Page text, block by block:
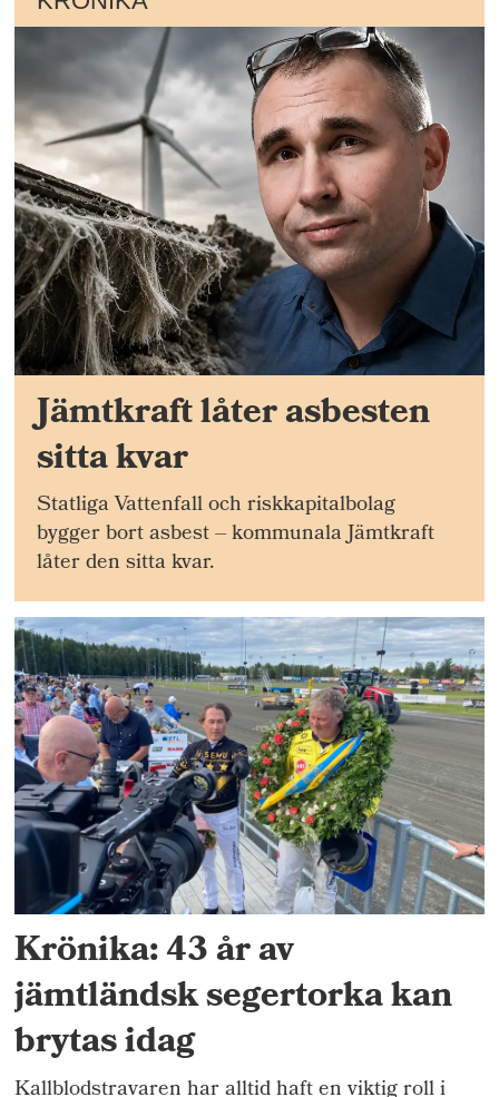
Jämtkraft låter asbesten
sitta kvar
Statliga Vattenfall och riskkapitalbolag
bygger bort asbest – kommunala Jämtkraft
låter den sitta kvar.
Krönika: 43 år av
jämtländsk segertorka kan
brytas idag